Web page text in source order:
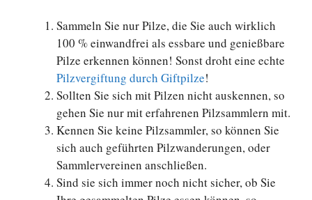
Sammeln Sie nur Pilze, die Sie auch wirklich
100 % einwandfrei als essbare und genießbare
Pilze erkennen können! Sonst droht eine echte
Pilzvergiftung durch Giftpilze!
Sollten Sie sich mit Pilzen nicht auskennen, so
gehen Sie nur mit erfahrenen Pilzsammlern mit.
Kennen Sie keine Pilzsammler, so können Sie
sich auch geführten Pilzwanderungen, oder
Sammlervereinen anschließen.
Sind sie sich immer noch nicht sicher, ob Sie